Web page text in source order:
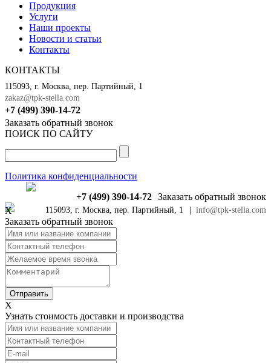
Продукция
Услуги
Наши проекты
Новости и статьи
Контакты
КОНТАКТЫ
115093, г. Москва, пер. Партийный, 1
zakaz@tpk-stella.com
+7 (499) 390-14-72
Заказать обратный звонок
ПОИСК ПО САЙТУ
Политика конфиденциальности
Заказать обратный звонок
+7 (499) 390-14-72
info@tpk-stella.com
115093, г. Москва, пер. Партийный, 1
X
Заказать обратный звонок
X
Узнать стоимость доставки и производства